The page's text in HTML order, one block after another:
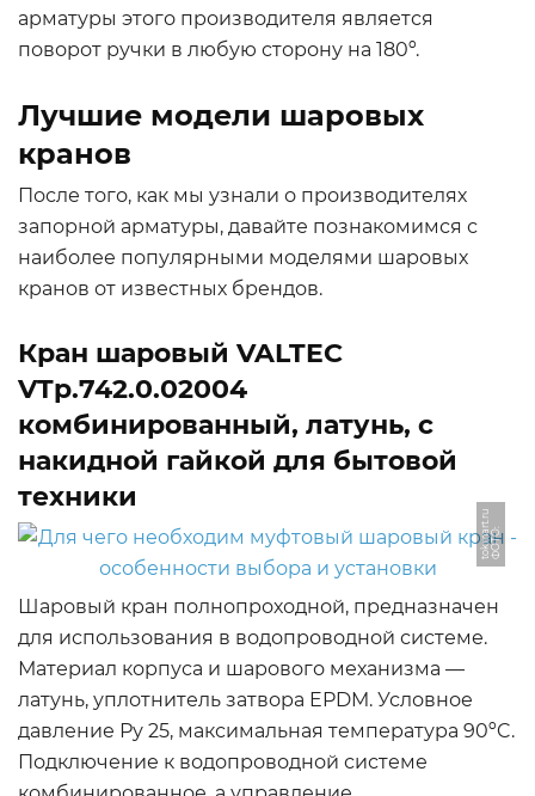
арматуры этого производителя является
поворот ручки в любую сторону на 180º.
Лучшие модели шаровых
кранов
После того, как мы узнали о производителях
запорной арматуры, давайте познакомимся с
наиболее популярными моделями шаровых
кранов от известных брендов.
Кран шаровый VALTEC
VTp.742.0.02004
комбинированный, латунь, с
накидной гайкой для бытовой
техники
Ф
О
Т
О:
t
o
k
m
a
r
t.
r
u
Шаровый кран полнопроходной, предназначен
для использования в водопроводной системе.
Материал корпуса и шарового механизма —
латунь, уплотнитель затвора EPDM. Условное
давление Ру 25, максимальная температура 90ºC.
Подключение к водопроводной системе